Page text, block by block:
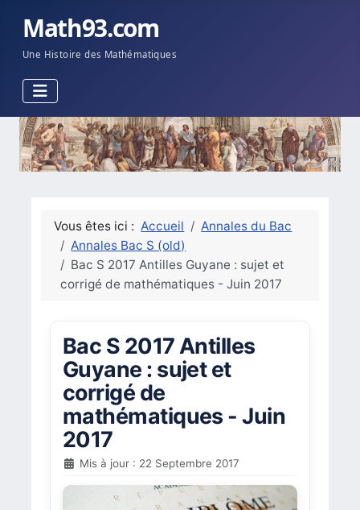
Math93.com
Une Histoire des Mathématiques
Vous êtes ici : Accueil
Annales du Bac
Annales Bac S (old)
Bac S 2017 Antilles Guyane : sujet et
corrigé de mathématiques - Juin 2017
Bac S 2017 Antilles
Guyane : sujet et
corrigé de
mathématiques - Juin
2017
Mis à jour : 22 Septembre 2017